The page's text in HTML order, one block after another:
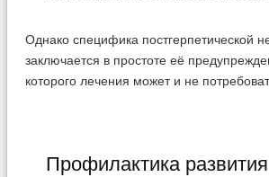
Однако специфика постгерпетической
заключается в простоте её
которого лечения может и не
Профилактика